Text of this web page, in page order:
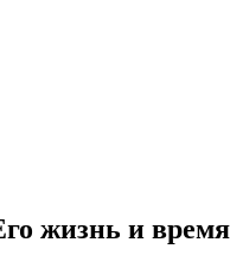
жизнь и